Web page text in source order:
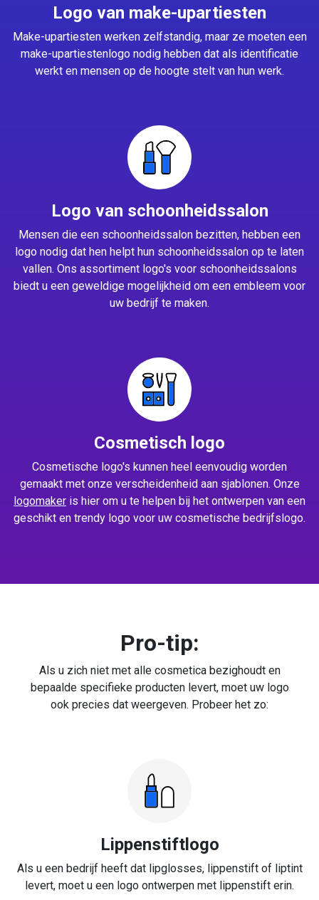
Logo van make-upartiesten
Make-upartiesten werken zelfstandig, maar ze moeten een
make-upartiestenlogo nodig hebben dat als identificatie
werkt en mensen op de hoogte stelt van hun werk.
Logo van schoonheidssalon
Mensen die een schoonheidssalon bezitten, hebben een
logo nodig dat hen helpt hun schoonheidssalon op te laten
vallen. Ons assortiment logo's voor schoonheidssalons
biedt u een geweldige mogelijkheid om een embleem voor
uw bedrijf te maken.
Cosmetisch logo
Cosmetische logo's kunnen heel eenvoudig worden
gemaakt met onze verscheidenheid aan sjablonen. Onze
logomaker is hier om u te helpen bij het ontwerpen van een
geschikt en trendy logo voor uw cosmetische bedrijfslogo.
Pro-tip:
Als u zich niet met alle cosmetica bezighoudt en
bepaalde specifieke producten levert, moet uw logo
ook precies dat weergeven. Probeer het zo:
Lippenstiftlogo
Als u een bedrijf heeft dat lipglosses, lippenstift of liptint
levert, moet u een logo ontwerpen met lippenstift erin.